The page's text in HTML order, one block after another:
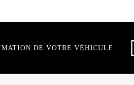
DE VOTRE VÉHICULE